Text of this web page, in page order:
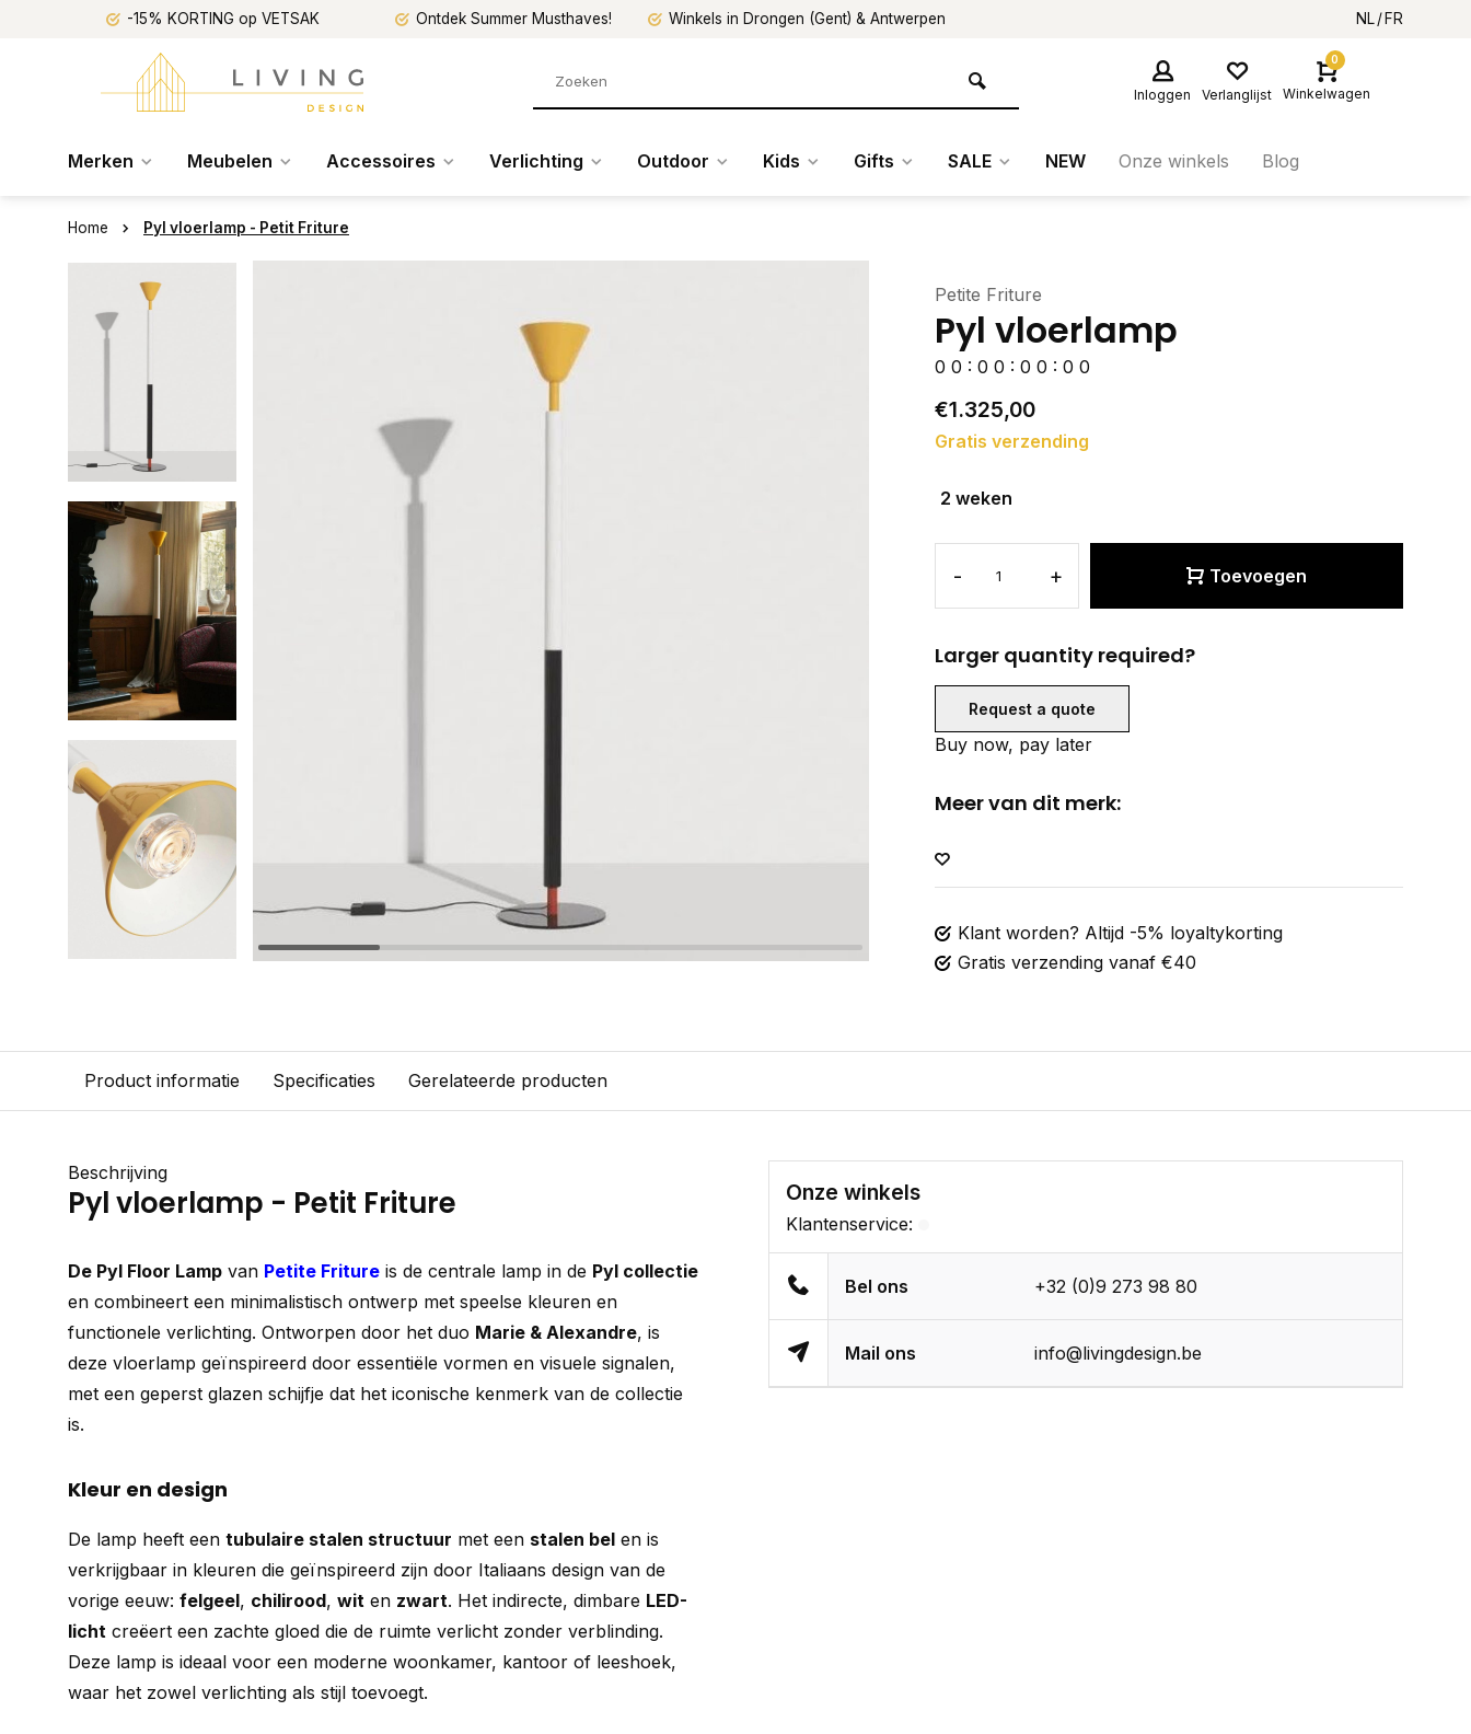
-15% KORTING op VETSAK Ontdek Summer Musthaves! Winkels in Drongen (Gent) & Antwerpen NL FR
Inloggen Verlanglijst
0
Winkelwagen
Merken Meubelen Accessoires Verlichting Outdoor Kids Gifts SALE NEW Onze winkels Blog
Home Pyl vloerlamp - Petit Friture
Petite Friture
Pyl vloerlamp
0 0 : 0 0 : 0 0 : 0 0
€1.325,00
Gratis verzending
2 weken
- + Toevoegen
Larger quantity required?
Request a quote
Buy now, pay later
Meer van dit merk:
Klant worden? Altijd -5% loyaltykorting
Gratis verzending vanaf €40
Product informatie Specificaties Gerelateerde producten
Beschrijving
Pyl vloerlamp - Petit Friture
De Pyl Floor Lamp van Petite Friture is de centrale lamp in de Pyl collectie
en combineert een minimalistisch ontwerp met speelse kleuren en
functionele verlichting. Ontworpen door het duo Marie & Alexandre, is
deze vloerlamp geïnspireerd door essentiële vormen en visuele signalen,
met een geperst glazen schijfje dat het iconische kenmerk van de collectie
is.
Kleur en design
De lamp heeft een tubulaire stalen structuur met een stalen bel en is
verkrijgbaar in kleuren die geïnspireerd zijn door Italiaans design van de
vorige eeuw: felgeel, chilirood, wit en zwart. Het indirecte, dimbare LED-
licht creëert een zachte gloed die de ruimte verlicht zonder verblinding.
Deze lamp is ideaal voor een moderne woonkamer, kantoor of leeshoek,
waar het zowel verlichting als stijl toevoegt.
Onze winkels
Klantenservice:
Bel ons +32 (0)9 273 98 80
Mail ons info@livingdesign.be